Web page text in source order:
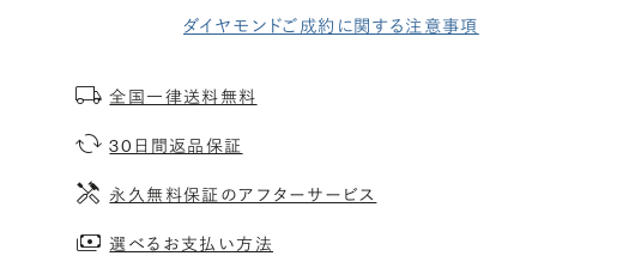
ダイヤモンドご成約に関する注意事項
全国一律送料無料
30日間返品保証
永久無料保証のアフターサービス
選べるお支払い方法